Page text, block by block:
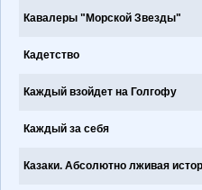
Кавалеры "Морской Звезды"
Кадетство
Каждый взойдет на Голгофу
Каждый за себя
Казаки. Абсолютно лживая